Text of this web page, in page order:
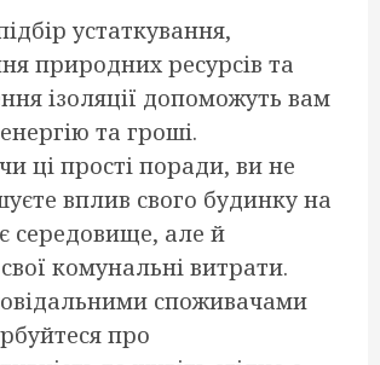
устаткування,
природних ресурсів та
ізоляції допоможуть вам
та гроші.
ці прості поради, ви не
вплив свого будинку на
середовище, але й
комунальні витрати.
споживачами
про